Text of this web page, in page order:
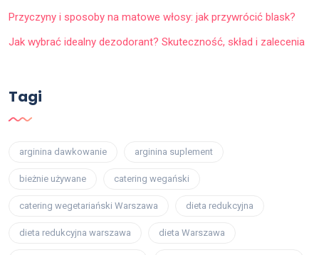
Przyczyny i sposoby na matowe włosy: jak przywrócić blask?
Jak wybrać idealny dezodorant? Skuteczność, skład i zalecenia
Tagi
arginina dawkowanie arginina suplement
bieżnie używane catering wegański
catering wegetariański Warszawa dieta redukcyjna
dieta redukcyjna warszawa dieta Warszawa